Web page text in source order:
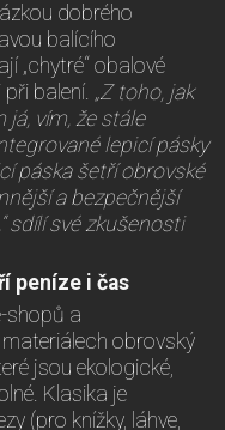
dobrého
balícího
„chytré“ obalové
balení. „Z toho, jak
já, vím, že stále
lepicí pásky
páska šetří obrovské
a bezpečnější
sdílí své zkušenosti
peníze i čas
shopů a
obrovský
jsou ekologické,
Klasika je
(pro knížky, láhve,